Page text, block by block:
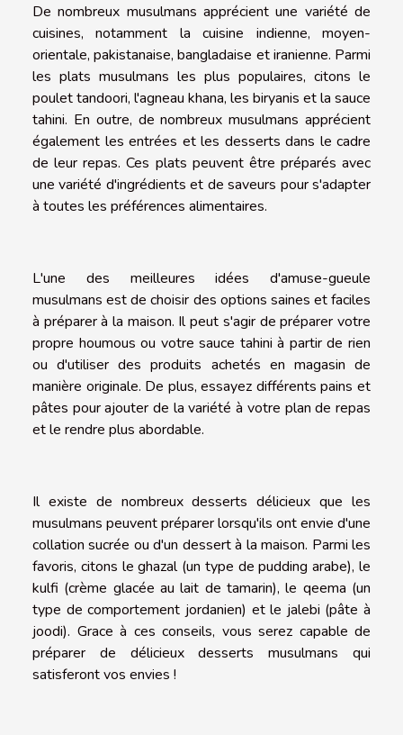
De nombreux musulmans apprécient une variété de
cuisines, notamment la cuisine indienne, moyen-
orientale, pakistanaise, bangladaise et iranienne. Parmi
les plats musulmans les plus populaires, citons le
poulet tandoori, l'agneau khana, les biryanis et la sauce
tahini. En outre, de nombreux musulmans apprécient
également les entrées et les desserts dans le cadre
de leur repas. Ces plats peuvent être préparés avec
une variété d'ingrédients et de saveurs pour s'adapter
à toutes les préférences alimentaires.
L'une des meilleures idées d'amuse-gueule
musulmans est de choisir des options saines et faciles
à préparer à la maison. Il peut s'agir de préparer votre
propre houmous ou votre sauce tahini à partir de rien
ou d'utiliser des produits achetés en magasin de
manière originale. De plus, essayez différents pains et
pâtes pour ajouter de la variété à votre plan de repas
et le rendre plus abordable.
Il existe de nombreux desserts délicieux que les
musulmans peuvent préparer lorsqu'ils ont envie d'une
collation sucrée ou d'un dessert à la maison. Parmi les
favoris, citons le ghazal (un type de pudding arabe), le
kulfi (crème glacée au lait de tamarin), le qeema (un
type de comportement jordanien) et le jalebi (pâte à
joodi). Grace à ces conseils, vous serez capable de
préparer de délicieux desserts musulmans qui
satisferont vos envies !